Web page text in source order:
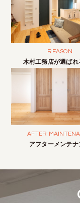
REASON
木村工務店が選ばれ
AFTER
アフターメンテナ